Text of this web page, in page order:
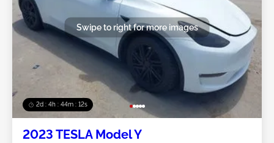
2d : 4h : 44m : 09s
Swipe to right for more images
2023 TESLA Model Y